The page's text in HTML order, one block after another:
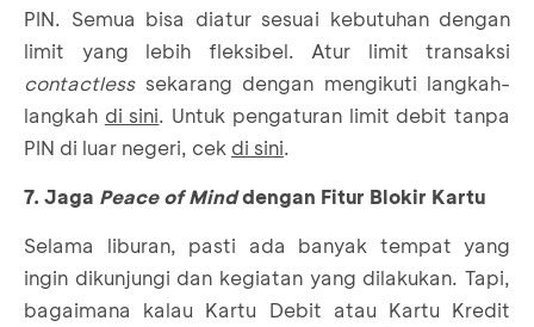
PIN. Semua bisa diatur sesuai kebutuhan dengan
limit yang lebih fleksibel. Atur limit transaksi
contactless sekarang dengan mengikuti langkah-
langkah di sini. Untuk pengaturan limit debit tanpa
PIN di luar negeri, cek di sini.
7. Jaga Peace of Minddengan Fitur Blokir Kartu
Selama liburan, pasti ada banyak tempat yang
ingin dikunjungi dan kegiatan yang dilakukan. Tapi,
bagaimana kalau Kartu Debit atau Kartu Kredit